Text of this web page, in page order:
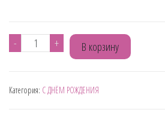
-
Количество
КРИСТАЛЛ
+ В корзину
Категория: С ДНЁМ РОЖДЕНИЯ